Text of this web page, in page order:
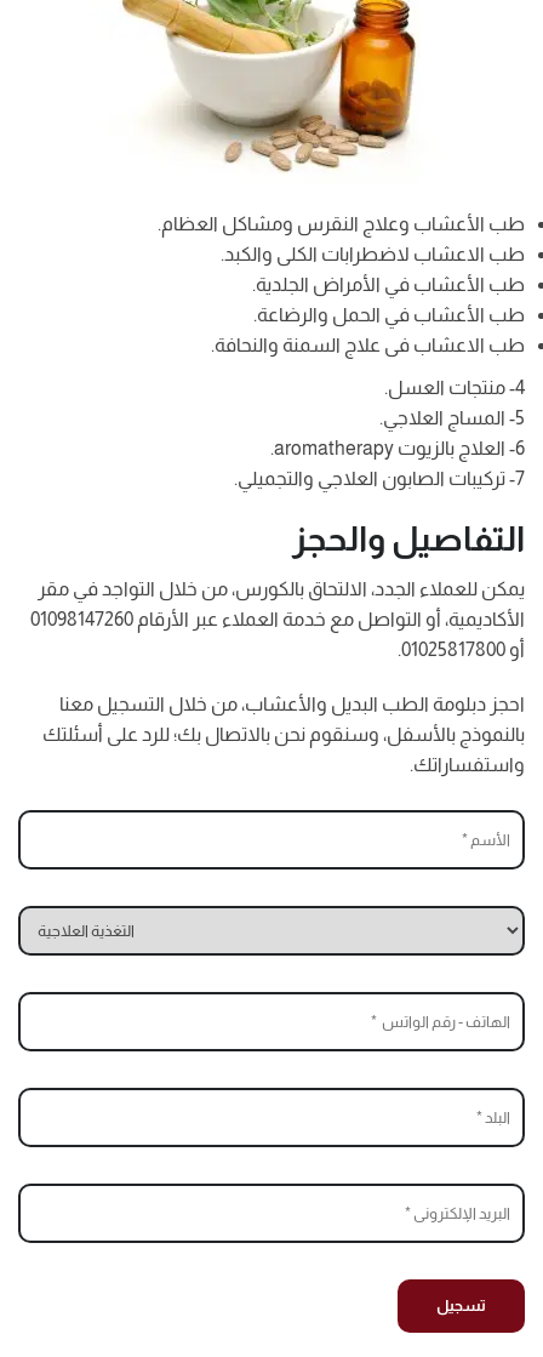
طب الأعشاب وعلاج النقرس ومشاكل العظام.
طب الاعشاب لاضطرابات الكلى والكبد.
طب الأعشاب في الأمراض الجلدية.
طب الأعشاب في الحمل والرضاعة.
طب الاعشاب فى علاج السمنة والنحافة.
4- منتجات العسل.
5- المساج العلاجي.
6- العلاج بالزيوت aromatherapy.
7- تركيبات الصابون العلاجي والتجميلي.
التفاصيل والحجز
يمكن للعملاء الجدد، الالتحاق بالكورس، من خلال التواجد في مقر
الأكاديمية، أو التواصل مع خدمة العملاء عبر الأرقام 01098147260
أو 01025817800.
احجز دبلومة الطب البديل والأعشاب، من خلال التسجيل معنا
بالنموذج بالأسفل، وسنقوم نحن بالاتصال بك؛ للرد على أسئلتك
واستفساراتك.